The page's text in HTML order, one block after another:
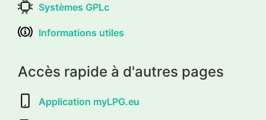
Systèmes GPLc
Informations utiles
Accès rapide à d'autres pages
Application myLPG.eu